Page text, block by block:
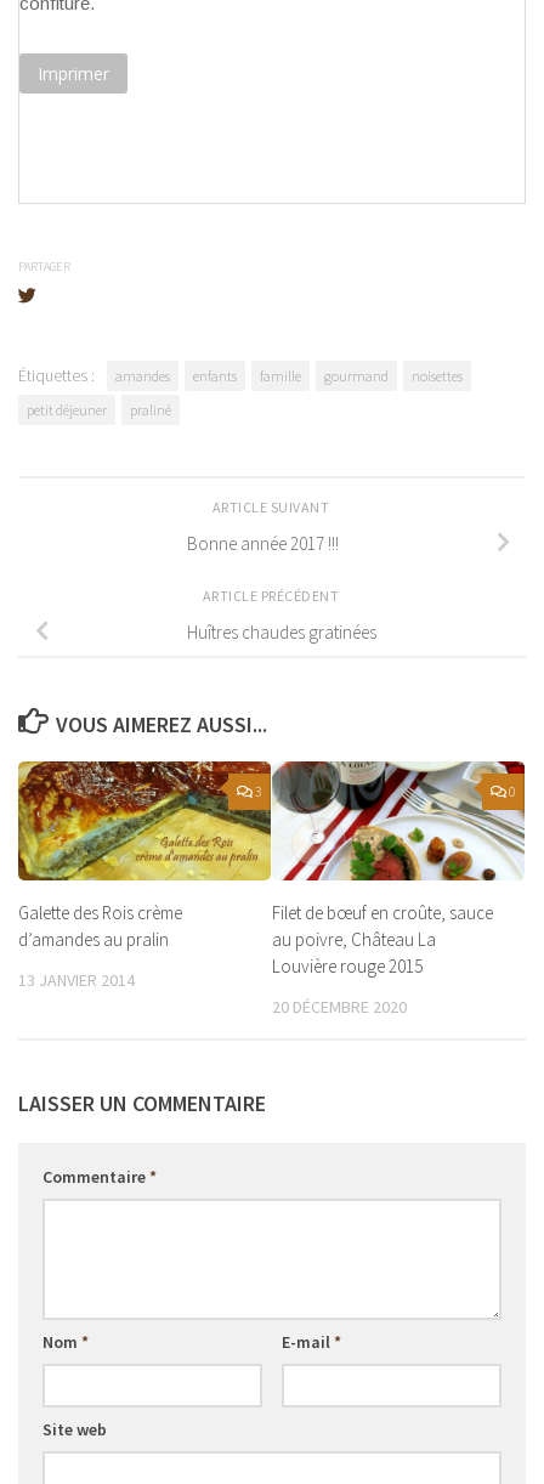
Imprimer
PARTAGER
Étiquettes : amandes enfants famille gourmand
noisettes
petit déjeuner
praliné
ARTICLE SUIVANT
Bonne année 2017 !!!
ARTICLE PRÉCÉDENT
Huîtres chaudes gratinées
VOUS AIMEREZ AUSSI...
3
Galette des Rois crème
d’amandes au pralin
13 JANVIER 2014
0
Filet de bœuf en croûte, sauce
au poivre, Château La
Louvière rouge 2015
20 DÉCEMBRE 2020
LAISSER UN COMMENTAIRE
Commentaire*
Nom * E-mail*
Site web